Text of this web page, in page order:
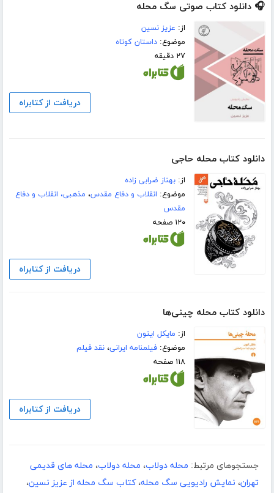
🎧 دانلود کتاب صوتی سگ محله
از: عزیز نسین
موضوع:داستان کوتاه
۲۷ دقیقه
دریافت از کتابراه
دانلود کتاب محله حاجی
از:بهناز ضرابی زاده
موضوع: انقلاب و دفاع مقدس، مذهبی، انقلاب و دفاع
مقدس
۱۲۰ صفحه
دریافت از کتابراه
دانلود کتاب محله چینی‌ها
از: مایکل ایتون
موضوع:فیلمنامه ایرانی،نقد فیلم
۱۱۸ صفحه
دریافت از کتابراه
جستجوهای مرتبط: محله دولاب، محله دولاب، محله های قدیمی
تهران، نمایش رادیویی سگ محله،کتاب سگ محله از عزیز نسین،